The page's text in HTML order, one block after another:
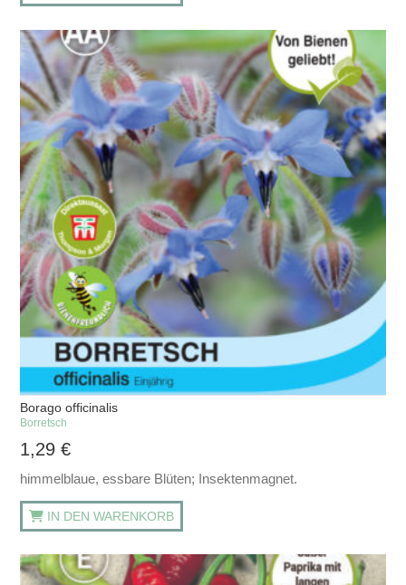
Borago officinalis
Borretsch
1,29€
himmelblaue, essbare Blüten; Insektenmagnet.
IN DEN WARENKORB